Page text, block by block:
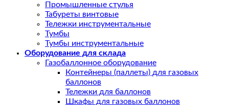
Промышленные стулья
Табуреты винтовые
Тележки инструментальные
Тумбы
Тумбы инструментальные
Оборудование для склада
Газобаллонное оборудование
Контейнеры (паллеты) для газовых
баллонов
Тележки для баллонов
Шкафы для газовых баллонов